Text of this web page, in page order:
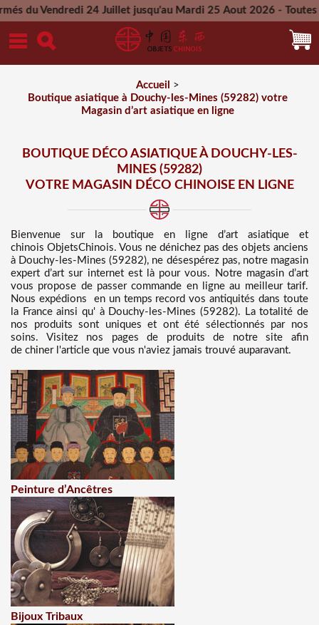
24 Juillet jusqu'au Mardi 25 Aout 2026 - Toutes les
Mercredi 26 Aout 2026
Accueil
>
Boutique asiatique à Douchy-les-Mines (59282) votre
Magasin d’art asiatique en ligne
BOUTIQUE DÉCO ASIATIQUE À DOUCHY-LES-
MINES (59282)
VOTRE MAGASIN DÉCO CHINOISE EN LIGNE
Bienvenue sur
la boutique en ligne d’art asiatique et
chinois ObjetsChinois. Vous ne dénichez pas des objets anciens
à Douchy-les-Mines (59282), ne désespérez pas, notre magasin
expert d’art sur internet est là pour vous. Notre magasin d’art
vous propose de passer commande en ligne au meilleur tarif.
Nous expédions en un temps record vos antiquités dans toute
la France ainsi qu' à Douchy-les-Mines (59282). La totalité de
nos produits sont uniques et ont été sélectionnés par nos
soins. Visitez nos pages de produits de notre site afin
de chiner l'article que vous n'aviez jamais trouvé auparavant.
Peinture d’Ancêtres
Bijoux Tribaux